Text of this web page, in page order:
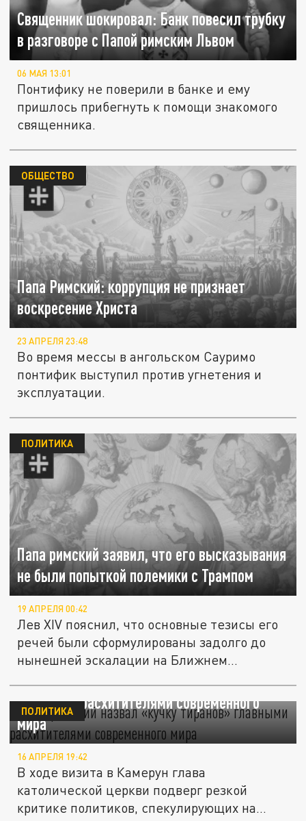
Священник шокировал: Банк повесил трубку
в разговоре с Папой римским Львом
06 МАЯ 13:01
Понтифику не поверили в банке и ему
пришлось прибегнуть к помощи знакомого
священника.
Папа Римский: коррупция не признает
воскресение Христа
ОБЩЕСТВО
23 АПРЕЛЯ 23:48
Во время мессы в ангольском Сауримо
понтифик выступил против угнетения и
эксплуатации.
Папа римский заявил, что его высказывания
не были попыткой полемики с Трампом
ПОЛИТИКА
19 АПРЕЛЯ 00:42
Лев XIV пояснил, что основные тезисы его
речей были сформулированы задолго до
нынешней эскалации на Ближнем...
Папа римский назвал «кучку тиранов»
главными расхитителями современного
мира
ПОЛИТИКА
16 АПРЕЛЯ 19:42
В ходе визита в Камерун глава
католической церкви подверг резкой
критике политиков, спекулирующих на